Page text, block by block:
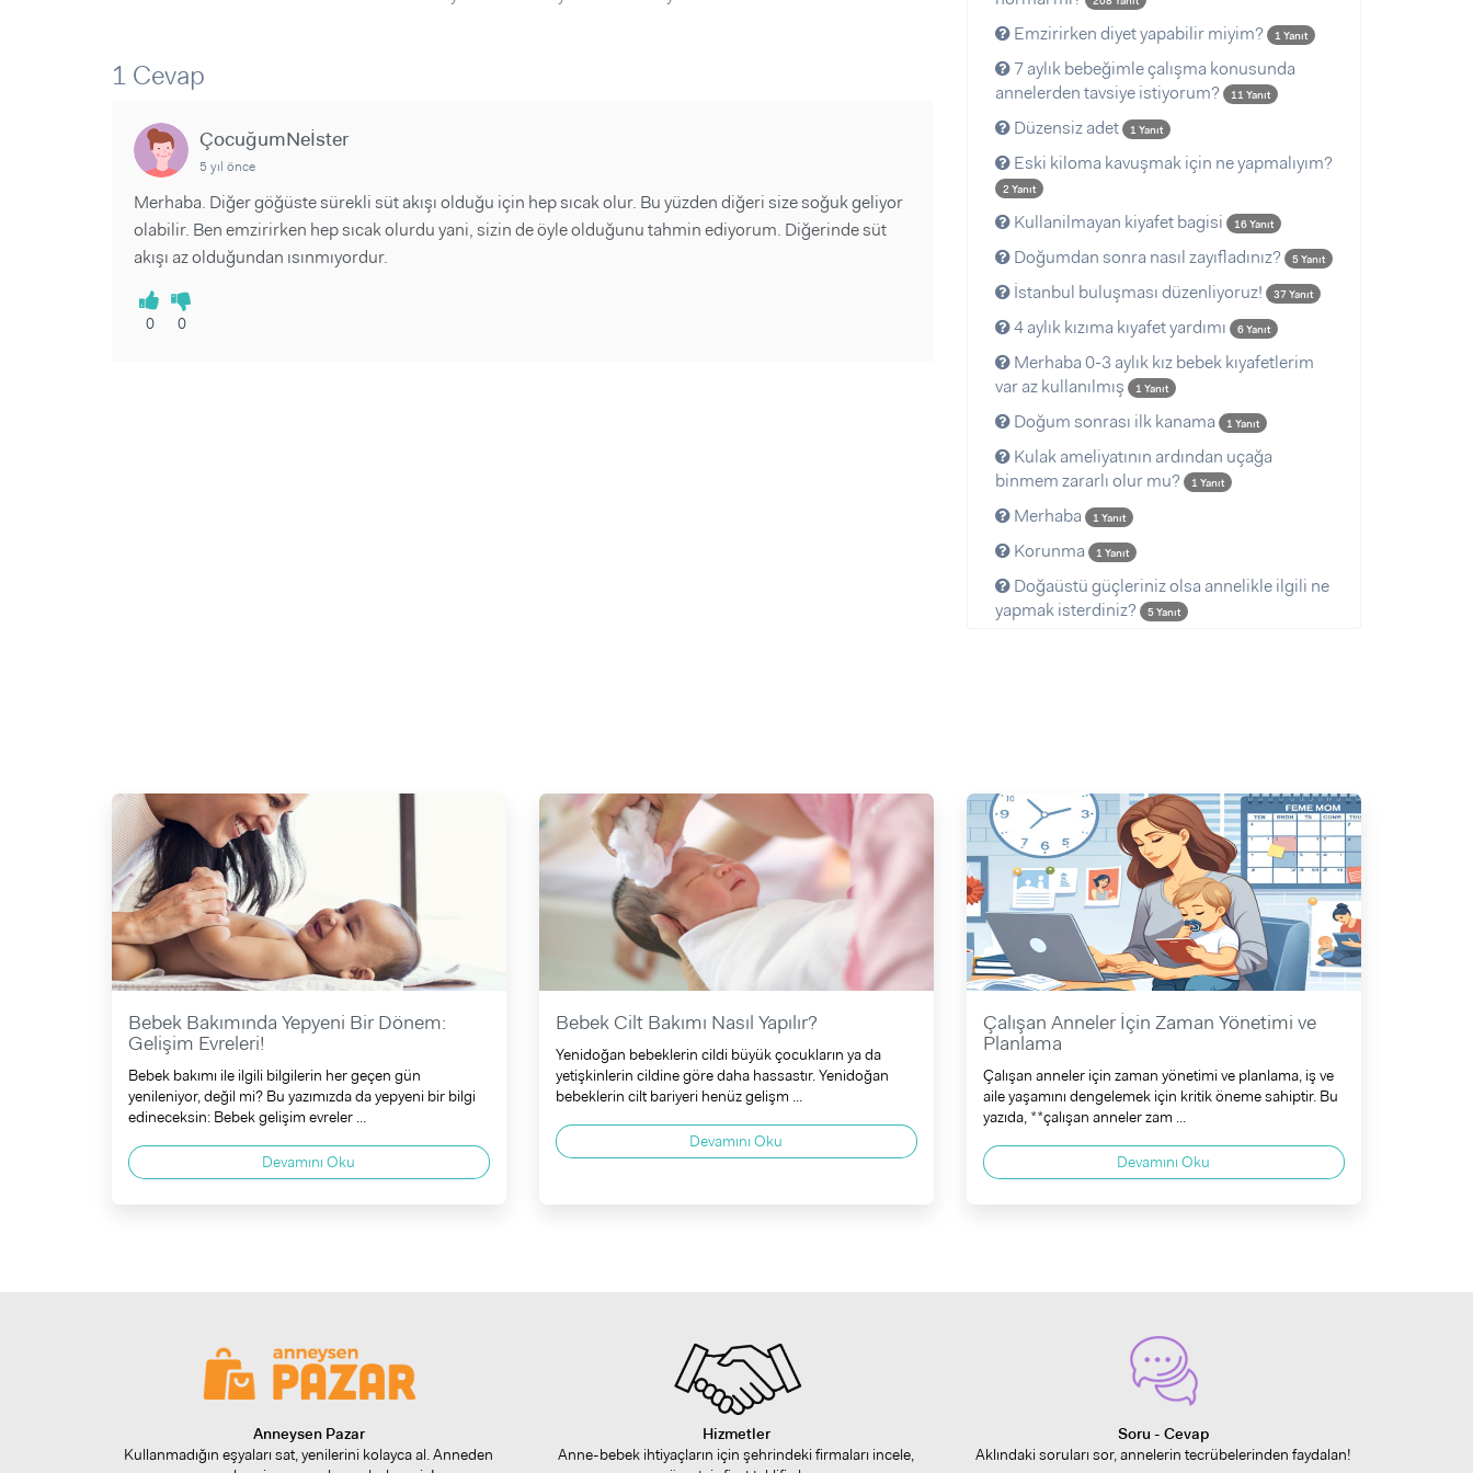
1 Cevap
ÇocuğumNeİster
5 yıl önce
Merhaba. Diğer göğüste sürekli süt akışı olduğu için hep sıcak olur. Bu yüzden diğeri size soğuk geliyor
olabilir. Ben emzirirken hep sıcak olurdu yani, sizin de öyle olduğunu tahmin ediyorum. Diğerinde süt
akışı az olduğundan ısınmıyordur.
0 0
Emzirirken diyet yapabilir miyim? 1 Yanıt
7 aylık bebeğimle çalışma konusunda
annelerden tavsiye istiyorum?
11 Yanıt
Düzensiz adet 1 Yanıt
Eski kiloma kavuşmak için ne yapmalıyım?
2 Yanıt
Kullanilmayan kiyafet bagisi 16 Yanıt
Doğumdan sonra nasıl zayıfladınız? 5 Yanıt
İstanbul buluşması düzenliyoruz! 37 Yanıt
4 aylık kızıma kıyafet yardımı 6 Yanıt
Merhaba 0-3 aylık kız bebek kıyafetlerim
var az kullanılmış
1 Yanıt
Doğum sonrası ilk kanama 1 Yanıt
Kulak ameliyatının ardından uçağa
binmem zararlı olur mu?
1 Yanıt
Merhaba 1 Yanıt
Korunma 1 Yanıt
Doğaüstü güçleriniz olsa annelikle ilgili ne
yapmak isterdiniz?
5 Yanıt
Bebek Bakımında Yepyeni Bir Dönem:
Gelişim Evreleri!
Bebek bakımı ile ilgili bilgilerin her geçen gün
yenileniyor, değil mi? Bu yazımızda da yepyeni bir bilgi
edineceksin: Bebek gelişim evreler ...
Devamını Oku
Bebek Cilt Bakımı Nasıl Yapılır?
Yenidoğan bebeklerin cildi büyük çocukların ya da
yetişkinlerin cildine göre daha hassastır. Yenidoğan
bebeklerin cilt bariyeri henüz gelişm ...
Devamını Oku
Çalışan Anneler İçin Zaman Yönetimi ve
Planlama
Çalışan anneler için zaman yönetimi ve planlama, iş ve
aile yaşamını dengelemek için kritik öneme sahiptir. Bu
yazıda, **çalışan anneler zam ...
Devamını Oku
Anneysen Pazar
Kullanmadığın eşyaları sat, yenilerini kolayca al. Anneden
Hizmetler
Anne-bebek ihtiyaçların için şehrindeki firmaları incele,
Soru - Cevap
Aklındaki soruları sor, annelerin tecrübelerinden faydalan!